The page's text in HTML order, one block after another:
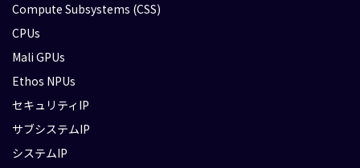
Compute Subsystems (CSS)
CPUs
Mali GPUs
Ethos NPUs
セキュリティIP
サブシステムIP
システムIP